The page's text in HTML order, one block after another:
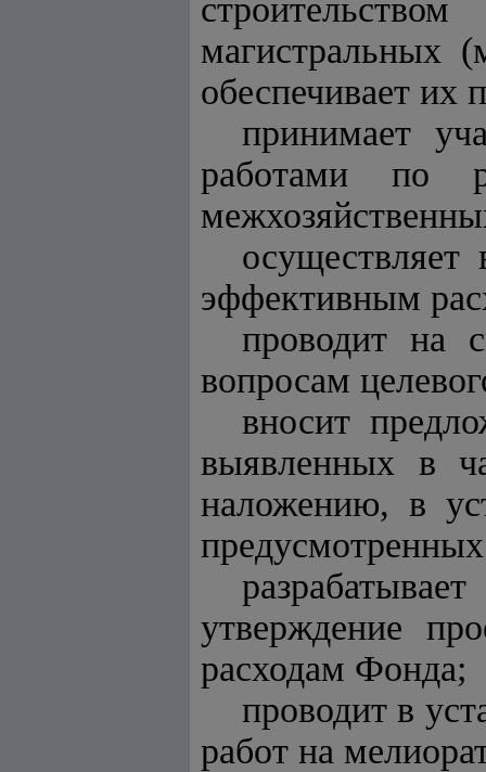
магистральных
обеспечивает их
принимает
работами по
эффективным
проводит на
вопросам
вносит
выявленных в
наложению, в
утверждение
расходам Фонда;
проводит в
работ на